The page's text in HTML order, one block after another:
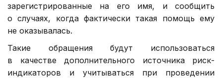
зарегистрированные на его имя, и сообщить
о случаях, когда фактически такая помощь ему
не оказывалась.
Такие обращения будут использоваться
в качестве дополнительного источника риск-
индикаторов и учитываться при проведении